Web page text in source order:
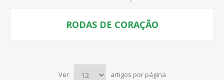
RODAS DE CORAÇÃO
Ver artigos por página